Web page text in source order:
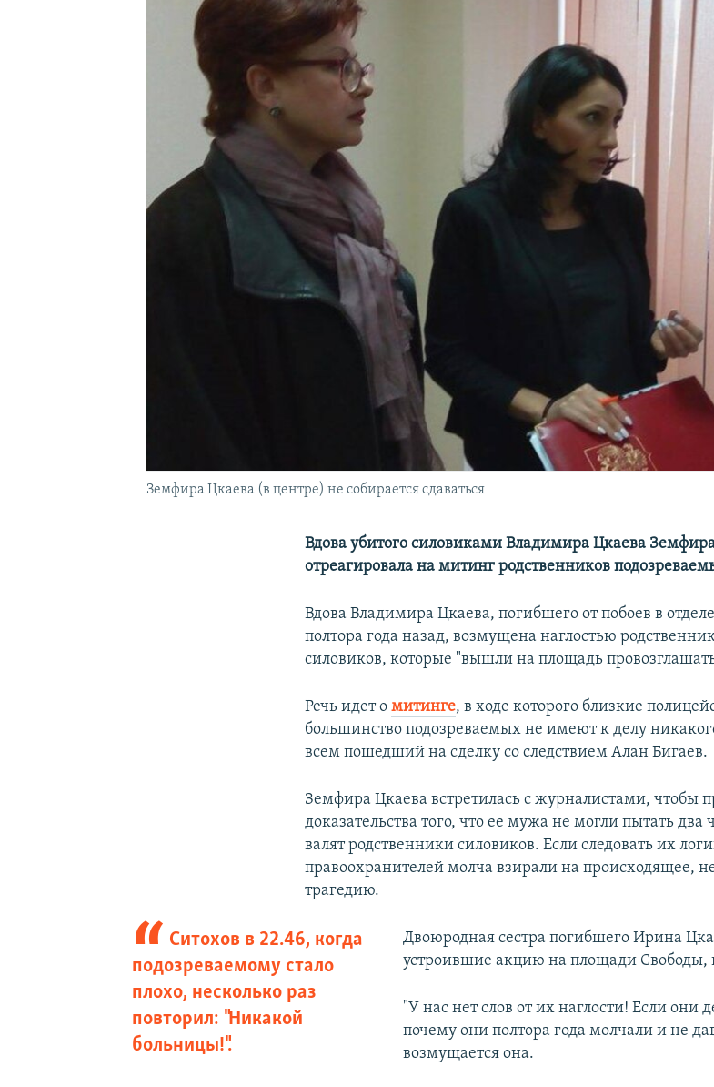
ПОДПИШИТЕСЬ НА РАССЫЛКУ
Земфира Цкаева (в центре) не собирается сдаваться
Вдова убитого силовиками Владимира Цкаева
отреагировала на митинг родственников
Вдова Владимира Цкаева, погибшего от побоев в
полтора года назад, возмущена наглостью
силовиков, которые "вышли на площадь
Речь идет омитинге, в ходе которого близкие
большинство подозреваемых не имеют к делу
всем пошедший на сделку со следствием Алан Бигаев.
Земфира Цкаева встретилась с журналистами, чтобы
доказательства того, что ее мужа не могли пытать два
валят родственники силовиков. Если следовать их
правоохранителей молча взирали на происходящее,
трагедию.
Ситохов в 22.46, когда
подозреваемому стало
плохо, несколько раз
повторил: "Никакой
больницы!".
Двоюродная сестра погибшего Ирина
устроившие акцию на площади Свободы,
"У нас нет слов от их наглости! Если они
почему они полтора года молчали и не
возмущается она.